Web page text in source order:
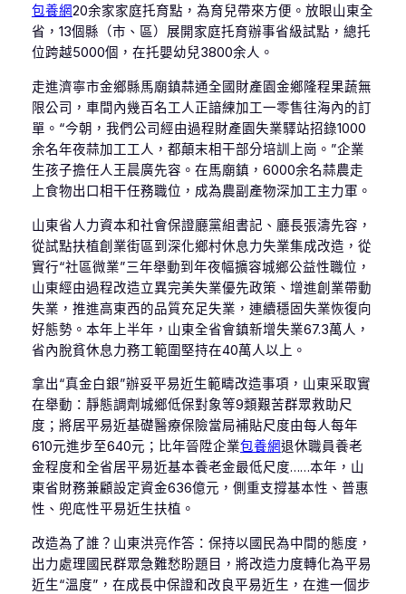
包養網20余家家庭托育點，為育兒帶來方便。放眼山東全
省，13個縣（市、區）展開家庭托育辦事省級試點，總托
位跨越5000個，在托嬰幼兒3800余人。
走進濟寧市金鄉縣馬廟鎮蒜通全國財產園金鄉隆程果蔬無
限公司，車間內幾百名工人正諳練加工一零售往海內的訂
單。“今朝，我們公司經由過程財產園失業驛站招錄1000
余名年夜蒜加工工人，都顛末相干部分培訓上崗。”企業
生孩子擔任人王晨廣先容。在馬廟鎮，6000余名蒜農走
上食物出口相干任務職位，成為農副產物深加工主力軍。
山東省人力資本和社會保證廳黨組書記、廳長張濤先容，
從試點扶植創業街區到深化鄉村休息力失業集成改造，從
實行“社區微業”三年舉動到年夜幅擴容城鄉公益性職位，
山東經由過程改造立異完美失業優先政策、增進創業帶動
失業，推進高東西的品質充足失業，連續穩固失業恢復向
好態勢。本年上半年，山東全省會鎮新增失業67.3萬人，
省內脫貧休息力務工範圍堅持在40萬人以上。
拿出“真金白銀”辦妥平易近生範疇改造事項，山東采取實
在舉動：靜態調劑城鄉低保對象等9類艱苦群眾救助尺
度；將居平易近基礎醫療保險當局補貼尺度由每人每年
610元進步至640元；比年晉陞企業包養網退休職員養老
金程度和全省居平易近基本養老金最低尺度……本年，山
東省財務兼顧設定資金636億元，側重支撐基本性、普惠
性、兜底性平易近生扶植。
改造為了誰？山東洪亮作答：保持以國民為中間的態度，
出力處理國民群眾急難愁盼題目，將改造力度轉化為平易
近生“溫度”，在成長中保證和改良平易近生，在進一個步